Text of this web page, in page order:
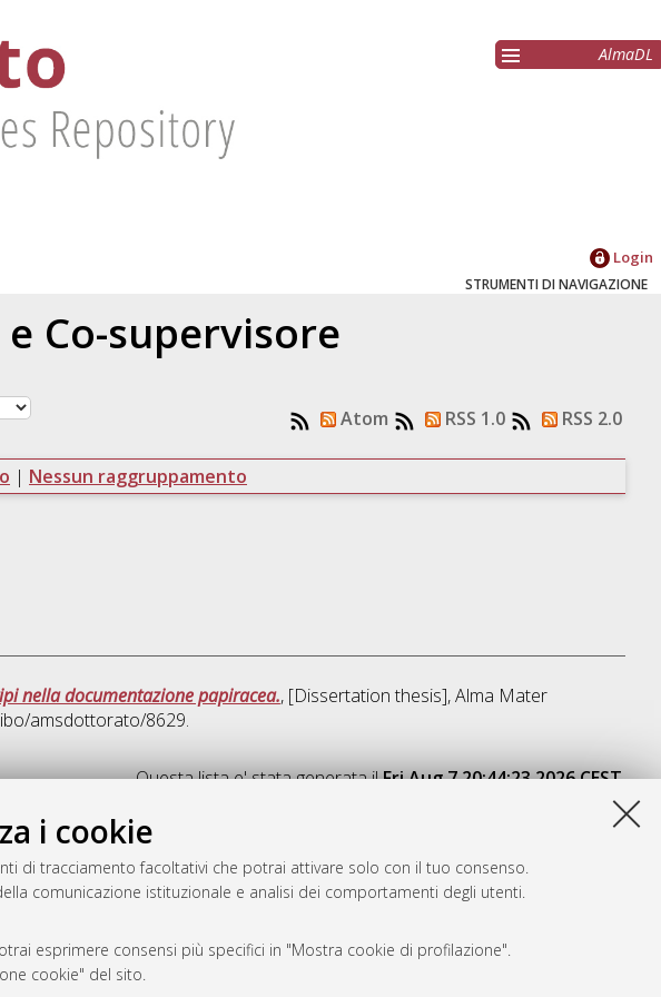
i cookie
di tracciamento facoltativi che potrai attivare solo con il tuo consenso.
comunicazione istituzionale e analisi dei comportamenti degli utenti.
esprimere consensi più specifici in "Mostra cookie di profilazione".
cookie" del sito.
AlmaDL
Login
STRUMENTI DI NAVIGAZIONE
Co-supervisore
Atom RSS 1.0 RSS 2.0
| Nessun raggruppamento
nella documentazione papiracea., [Dissertation thesis], Alma Mater
amsdottorato/8629.
Questa lista e' stata generata ilFri Aug 7 20:44:23 2026 CEST.